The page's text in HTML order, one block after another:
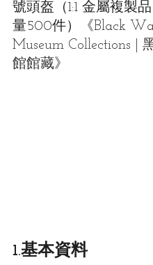
號頭盔（1:1 金屬複製
量500件）
《Black
Museum Collections |
館館藏》
1.基本資料